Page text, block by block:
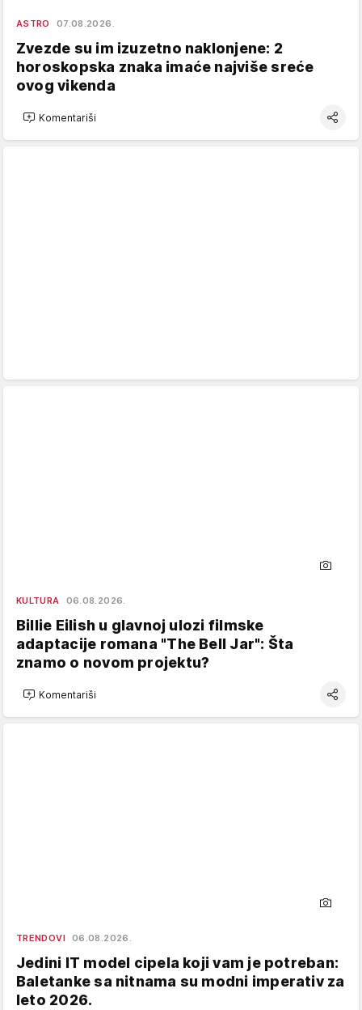
ASTRO 07.08.2026.
Zvezde su im izuzetno naklonjene: 2
horoskopska znaka imaće najviše sreće
ovog vikenda
Komentariši
KULTURA 06.08.2026.
Billie Eilish u glavnoj ulozi filmske
adaptacije romana "The Bell Jar": Šta
znamo o novom projektu?
Komentariši
TRENDOVI 06.08.2026.
Jedini IT model cipela koji vam je potreban:
Baletanke sa nitnama su modni imperativ za
leto 2026.